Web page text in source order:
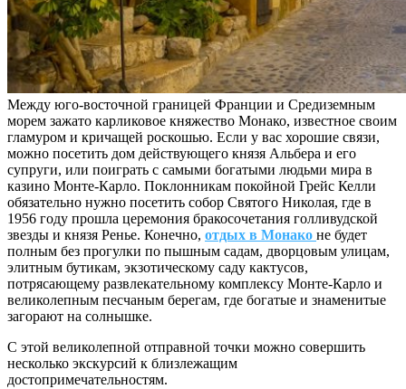
Между юго-восточной границей Франции и Средиземным
морем зажато карликовое княжество Монако, известное своим
гламуром и кричащей роскошью. Если у вас хорошие связи,
можно посетить дом действующего князя Альбера и его
супруги, или поиграть с самыми богатыми людьми мира в
казино Монте-Карло. Поклонникам покойной Грейс Келли
обязательно нужно посетить собор Святого Николая, где в
1956 году прошла церемония бракосочетания голливудской
звезды и князя Ренье. Конечно, отдых в Монако не будет
полным без прогулки по пышным садам, дворцовым улицам,
элитным бутикам, экзотическому саду кактусов,
потрясающему развлекательному комплексу Монте-Карло и
великолепным песчаным берегам, где богатые и знаменитые
загорают на солнышке.
С этой великолепной отправной точки можно совершить
несколько экскурсий к близлежащим
достопримечательностям.